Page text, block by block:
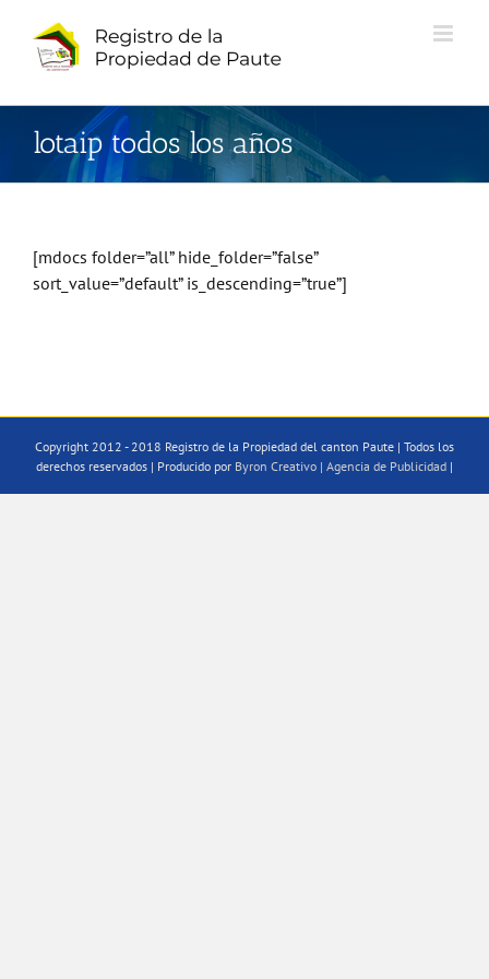
contenido
lotaip todos los años
[mdocs folder=”all” hide_folder=”false”
sort_value=”default” is_descending=”true”]
Copyright 2012 - 2018 Registro de la Propiedad del canton Paute | Todos los
derechos reservados | Producido por Byron Creativo | Agencia de Publicidad |